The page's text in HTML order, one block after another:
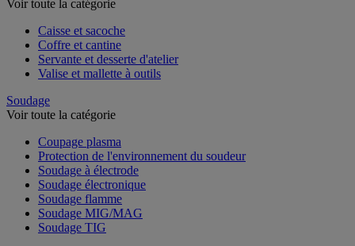
Voir toute la catégorie
Caisse et sacoche
Coffre et cantine
Servante et desserte d'atelier
Valise et mallette à outils
Soudage
Voir toute la catégorie
Coupage plasma
Protection de l'environnement du soudeur
Soudage à électrode
Soudage électronique
Soudage flamme
Soudage MIG/MAG
Soudage TIG